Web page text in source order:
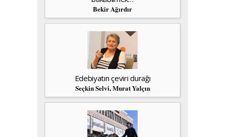
Bekir Ağırdır
Edebiyatın çeviri durağı
Seçkin Selvi, Murat Yalçın